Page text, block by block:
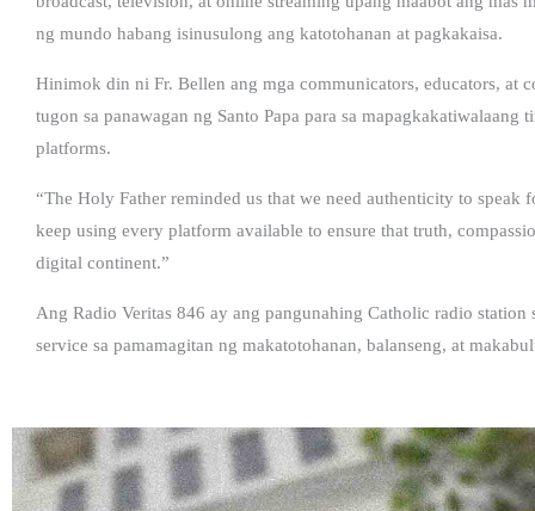
ng mundo habang isinusulong ang katotohanan at pagkakaisa.
Hinimok din ni Fr. Bellen ang mga communicators, educators, at
tugon sa panawagan ng Santo Papa para sa
platforms.
“The Holy Father reminded us that we need authenticity to
keep using every platform available to ensure that truth,
digital continent.”
Ang Radio Veritas 846 ay ang pangunahing Catholic radio
service sa pamamagitan ng makatotohanan, balanseng, at